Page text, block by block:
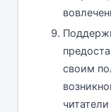
своим